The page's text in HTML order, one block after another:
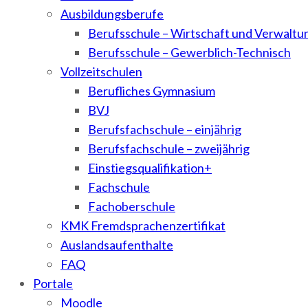
Ausbildungsberufe
Berufsschule – Wirtschaft und
Berufsschule – Gewerblich-Technisch
Vollzeitschulen
Berufliches Gymnasium
BVJ
Berufsfachschule – einjährig
Berufsfachschule – zweijährig
Einstiegsqualifikation+
Fachschule
Fachoberschule
KMK Fremdsprachenzertifikat
Auslandsaufenthalte
FAQ
Portale
Moodle